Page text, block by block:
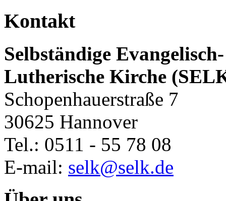
Kontakt
Selbständige Evangelisch-
Lutherische Kirche
Schopenhauerstraße 7
30625 Hannover
Tel.: 0511 - 55 78 08
E-mail: selk@selk.de